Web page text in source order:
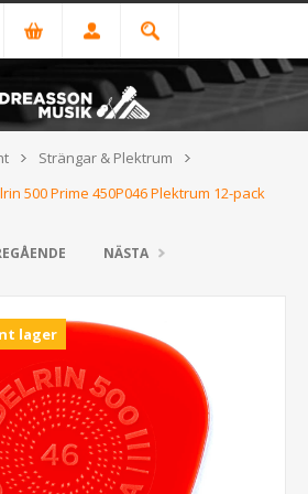
Strängar & Plektrum
500 Prime 450P046 Plektrum 12-pack
NÄSTA
lager